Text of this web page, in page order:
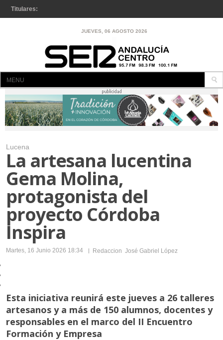
Titulares:
JUEVES, 06 AGOSTO 2026
MENU
INICIO
A LA CARTA
LUCENA
LUCENA
ENCINAS REALES
IZNÁJAR
RUTE
PALENCIANA
PUENTE GENIL
PUENTE GENIL
AGUILAR DE LA FRONTERA
Lucena
La artesana lucentina
Gema Molina,
protagonista del
proyecto Córdoba
Inspira
Martes, 16 Junio 2026 18:34 Redaccion José Gabriel López
Esta iniciativa reunirá este jueves a 26 talleres
artesanos y a más de 150 alumnos, docentes y
responsables en el marco del II Encuentro
Formación y Empresa